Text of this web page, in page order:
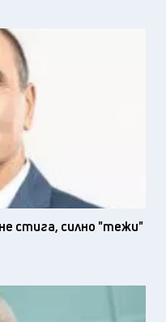
стига, силно "тежи"